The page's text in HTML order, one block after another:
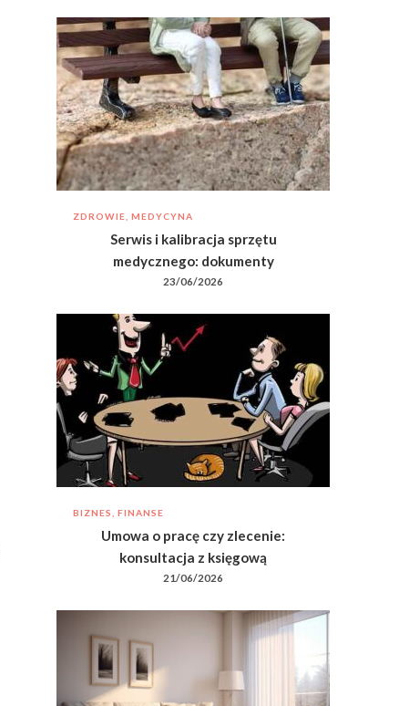
ZDROWIE, MEDYCYNA
Serwis i kalibracja sprzętu
medycznego: dokumenty
23/06/2026
BIZNES, FINANSE
Umowa o pracę czy zlecenie:
konsultacja z księgową
21/06/2026